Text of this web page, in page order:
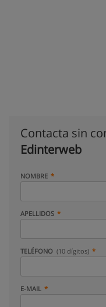
Contacta sin
Edinterweb
NOMBRE
APELLIDOS
TELÉFONO (10 dígitos)
E-MAIL